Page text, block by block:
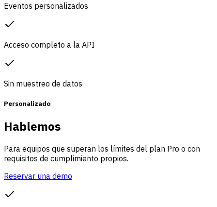
Eventos personalizados
Acceso completo a la API
Sin muestreo de datos
Personalizado
Hablemos
Para equipos que superan los límites del plan Pro o con
requisitos de cumplimiento propios.
Reservar una demo